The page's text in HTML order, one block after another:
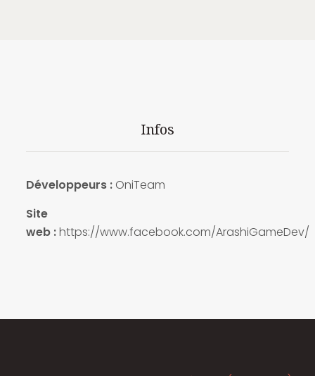
Infos
Développeurs : OniTeam
Site
web :https://www.facebook.com/ArashiGameDev/